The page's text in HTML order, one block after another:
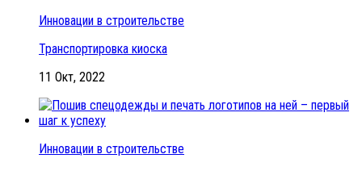
Инновации в строительстве
Транспортировка киоска
11 Окт, 2022
Инновации в строительстве